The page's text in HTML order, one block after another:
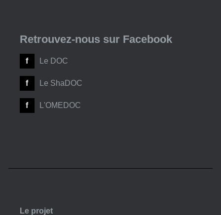
Retrouvez-nous sur Facebook
Le DOC
Le ShaDOC
L'OMEDOC
Le projet